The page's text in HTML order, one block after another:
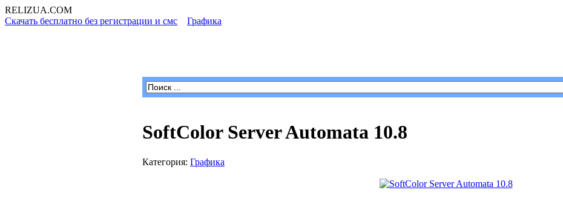
RELIZUA.COM
Скачать бесплатно без регистрации и смс
Графика
SoftColor Server Automata 10.8
Категория: Графика